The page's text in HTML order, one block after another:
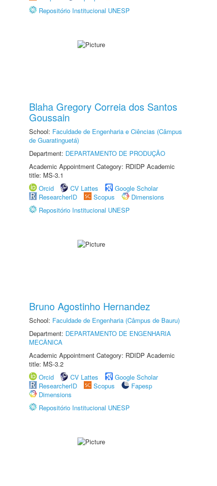
Repositório Institucional UNESP
Blaha Gregory Correia dos Santos
Goussain
School: Faculdade de Engenharia e Ciências (Câmpus
de Guaratinguetá)
Department: DEPARTAMENTO DE PRODUÇÃO
Academic Appointment Category: RDIDP Academic
title: MS-3.1
Orcid
CV Lattes
Google Scholar
ResearcherID
Scopus
Dimensions
Repositório Institucional UNESP
Bruno Agostinho Hernandez
School: Faculdade de Engenharia (Câmpus de Bauru)
Department: DEPARTAMENTO DE ENGENHARIA
MECÂNICA
Academic Appointment Category: RDIDP Academic
title: MS-3.2
Orcid
CV Lattes
Google Scholar
ResearcherID
Scopus
Fapesp
Dimensions
Repositório Institucional UNESP